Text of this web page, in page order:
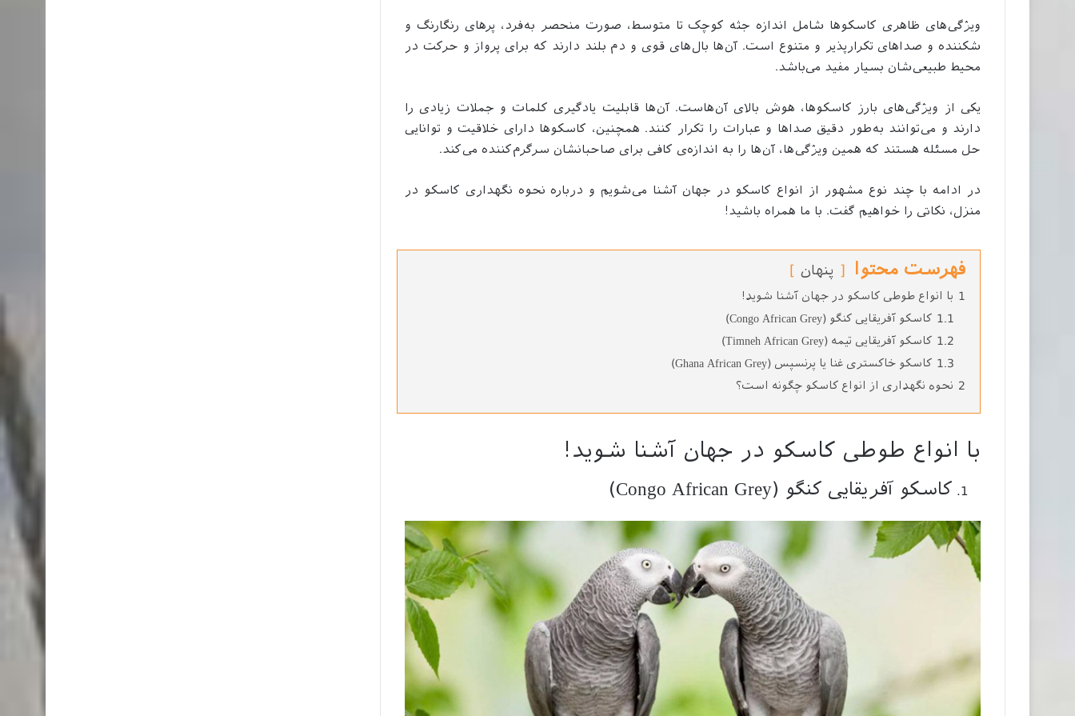
ویژگی‌های ظاهری کاسکوها شامل اندازه جثه کوچک تا متوسط، صورت منحصر به‌فرد، پرهای رنگارنگ و
شکننده و صداهای تکرارپذیر و متنوع است. آن‌ها بال‌های قوی و دم بلند دارند که برای پرواز و حرکت در
محیط طبیعی‌شان بسیار مفید می‌باشد.
یکی از ویژگی‌های بارز کاسکوها، هوش بالای آن‌هاست. آن‌ها قابلیت یادگیری کلمات و جملات زیادی را
دارند و می‌توانند به‌طور دقیق صداها و عبارات را تکرار کنند. همچنین، کاسکوها دارای خلاقیت و توانایی
حل مسئله هستند که همین ویژگی‌ها، آن‌ها را به اندازه‌ی کافی برای صاحبانشان سرگرم‌کننده می‌کند.
در ادامه با چند نوع مشهور از انواع کاسکو در جهان آشنا می‌شویم و درباره نحوه نگهداری کاسکو در
منزل، نکاتی را خواهیم گفت. با ما همراه باشید!
فهرست محتوا پنهان
1 با انواع طوطی کاسکو در جهان آشنا شوید!
1.1 کاسکو آفریقایی کنگو (Congo African Grey)
1.2 کاسکو آفریقایی تیمه (Timneh African Grey)
1.3 کاسکو خاکستری غنا یا پرنسپس (Ghana African Grey)
2 نحوه نگهداری از انواع کاسکو چگونه است؟
با انواع طوطی کاسکو در جهان آشنا شوید!
کاسکو آفریقایی کنگو (Congo African Grey)